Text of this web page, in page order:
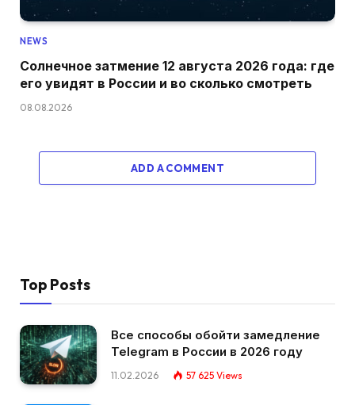
NEWS
Солнечное затмение 12 августа 2026 года: где
его увидят в России и во сколько смотреть
08.08.2026
ADD A COMMENT
Top Posts
Все способы обойти замедление
Telegram в России в 2026 году
11.02.2026 57 625 Views